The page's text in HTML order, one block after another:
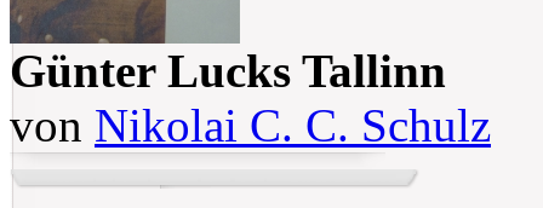
Günter Lucks Tallinn
von Nikolai C. C. Schulz